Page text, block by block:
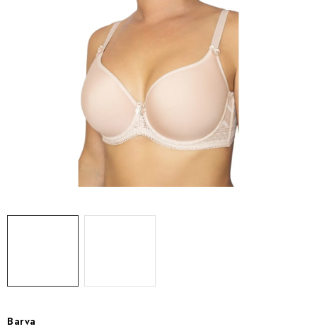
Jak nakupovat
Obchodní podmínky
Podmínky ochrany osobních údajů
Napište nám
Reklamace a vrácení zboží
Barva